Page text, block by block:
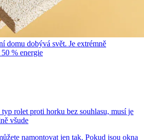
domu dobývá svět. Je extrémně
% energie
rolet proti horku bez souhlasu, musí je
všude
namontovat jen tak. Pokud jsou okna